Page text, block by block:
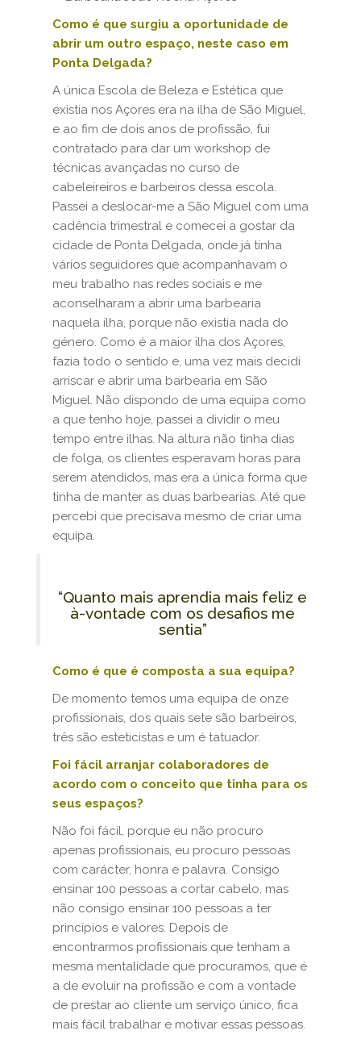
Como é que surgiu a oportunidade de
abrir um outro espaço, neste caso em
Ponta Delgada?
A única Escola de Beleza e Estética que
existia nos Açores era na ilha de São Miguel,
e ao fim de dois anos de profissão, fui
contratado para dar um workshop de
técnicas avançadas no curso de
cabeleireiros e barbeiros dessa escola.
Passei a deslocar-me a São Miguel com uma
cadência trimestral e comecei a gostar da
cidade de Ponta Delgada, onde já tinha
vários seguidores que acompanhavam o
meu trabalho nas redes sociais e me
aconselharam a abrir uma barbearia
naquela ilha, porque não existia nada do
género. Como é a maior ilha dos Açores,
fazia todo o sentido e, uma vez mais decidi
arriscar e abrir uma barbearia em São
Miguel. Não dispondo de uma equipa como
a que tenho hoje, passei a dividir o meu
tempo entre ilhas. Na altura não tinha dias
de folga, os clientes esperavam horas para
serem atendidos, mas era a única forma que
tinha de manter as duas barbearias. Até que
percebi que precisava mesmo de criar uma
equipa.
“Quanto mais aprendia mais feliz e
à-vontade com os desafios me
sentia”
Como é que é composta a sua equipa?
De momento temos uma equipa de onze
profissionais, dos quais sete são barbeiros,
três são esteticistas e um é tatuador.
Foi fácil arranjar colaboradores de
acordo com o conceito que tinha para os
seus espaços?
Não foi fácil, porque eu não procuro
apenas profissionais, eu procuro pessoas
com carácter, honra e palavra. Consigo
ensinar 100 pessoas a cortar cabelo, mas
não consigo ensinar 100 pessoas a ter
princípios e valores. Depois de
encontrarmos profissionais que tenham a
mesma mentalidade que procuramos, que é
a de evoluir na profissão e com a vontade
de prestar ao cliente um serviço único, fica
mais fácil trabalhar e motivar essas pessoas.